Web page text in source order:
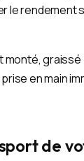
le rendement
graissé
en main
de